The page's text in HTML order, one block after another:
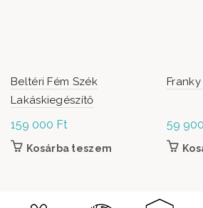
Beltéri Fém Szék
Lakáskiegészítő
159 000 Ft
Kosárba teszem
59 900